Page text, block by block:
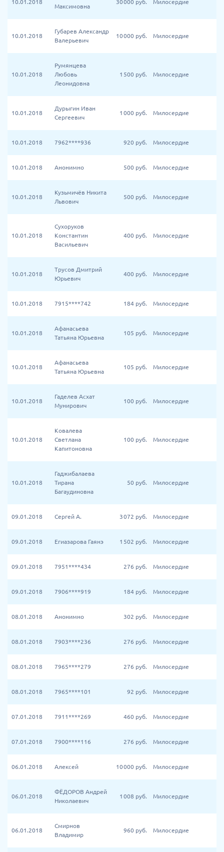
10.01.2018
Максимовна
30 000 руб. Милосердие
10.01.2018
Губарев Александр
Валерьевич
10 000 руб. Милосердие
10.01.2018
Румянцева
Любовь
Леонидовна
1 500 руб. Милосердие
10.01.2018
Дурыгин Иван
Сергеевич
1 000 руб. Милосердие
10.01.2018 7962****936 920 руб. Милосердие
10.01.2018 Анонимно 500 руб. Милосердие
10.01.2018
Кузьмичёв Никита
Львович
500 руб. Милосердие
10.01.2018
Сухоруков
Константин
Васильевич
400 руб. Милосердие
10.01.2018
Трусов Дмитрий
Юрьевич
400 руб. Милосердие
10.01.2018 7915****742 184 руб. Милосердие
10.01.2018
Афанасьева
Татьяна Юрьевна
105 руб. Милосердие
10.01.2018
Афанасьева
Татьяна Юрьевна
105 руб. Милосердие
10.01.2018
Гаделев Асхат
Мунирович
100 руб. Милосердие
10.01.2018
Ковалева
Светлана
Капитоновна
100 руб. Милосердие
10.01.2018
Гаджибалаева
Тирана
Багаудиновна
50 руб. Милосердие
09.01.2018 Сергей А. 3 072 руб. Милосердие
09.01.2018 Егиазарова Гаянэ 1 502 руб. Милосердие
09.01.2018 7951****434 276 руб. Милосердие
09.01.2018 7906****919 184 руб. Милосердие
08.01.2018 Анонимно 302 руб. Милосердие
08.01.2018 7903****236 276 руб. Милосердие
08.01.2018 7965****279 276 руб. Милосердие
08.01.2018 7965****101 92 руб. Милосердие
07.01.2018 7911****269 460 руб. Милосердие
07.01.2018 7900****116 276 руб. Милосердие
06.01.2018 Алексей 10 000 руб. Милосердие
06.01.2018
ФЁДОРОВ Андрей
Николаевич
1 008 руб. Милосердие
06.01.2018
Смирнов
Владимир
960 руб. Милосердие